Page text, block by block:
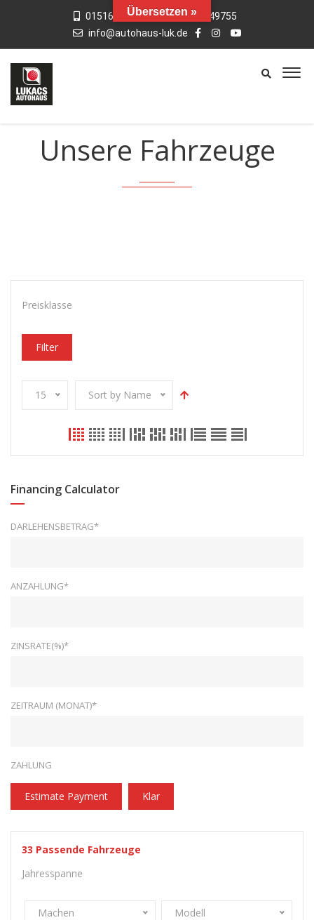
015163769659
01742949755
info@autohaus-luk.de
Unsere Fahrzeuge
Preisklasse
Filter
15 Sort by Name
Financing Calculator
DARLEHENSBETRAG*
ANZAHLUNG*
ZINSRATE(%)*
ZEITRAUM (MONAT)*
ZAHLUNG
Estimate Payment Klar
33 Passende Fahrzeuge
Jahresspanne
Machen Modell
Übersetzen »